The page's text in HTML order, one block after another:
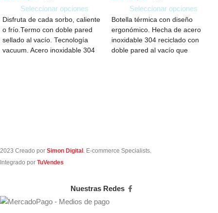
Seleccionar opciones
Disfruta de cada sorbo, caliente
o frío.Termo con doble pared
sellado al vacío. Tecnología
vacuum. Acero inoxidable 304
Seleccionar opciones
Botella térmica con diseño
ergonómico. Hecha de acero
inoxidable 304 reciclado con
doble pared al vacío que
2023 Creado por Simon Digital . E-commerce Specialists.
Integrado por TuVendes
Nuestras Redes